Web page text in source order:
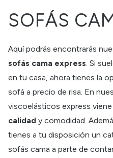
SOFÁS
Aquí podrás encontrarás
sofás cama express. Si
en tu casa, ahora tienes la
sofá a precio de risa. En
viscoelásticos express
calidad y comodidad.
tienes a tu disposición un
sofás cama a parte de